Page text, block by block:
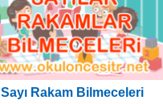
Sayı Rakam Bilmeceleri